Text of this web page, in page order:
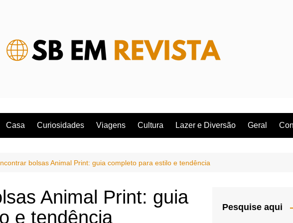
Casa Curiosidades Viagens Cultura Lazer e Diversão Geral
bolsas Animal Print: guia completo para estilo e tendência
Animal Print: guia
e tendência
Pesquise aqui